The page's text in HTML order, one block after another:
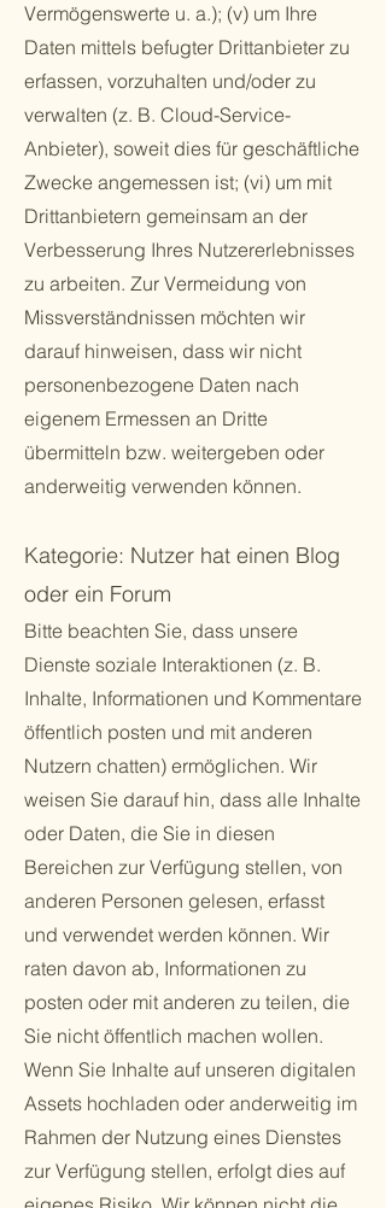
Vermögenswerte u. a.); (v) um Ihre
Daten mittels befugter Drittanbieter zu
erfassen, vorzuhalten und/oder zu
verwalten (z. B. Cloud-Service-
Anbieter), soweit dies für geschäftliche
Zwecke angemessen ist; (vi) um mit
Drittanbietern gemeinsam an der
Verbesserung Ihres Nutzererlebnisses
zu arbeiten. Zur Vermeidung von
Missverständnissen möchten wir
darauf hinweisen, dass wir nicht
personenbezogene Daten nach
eigenem Ermessen an Dritte
übermitteln bzw. weitergeben oder
anderweitig verwenden können.
Kategorie: Nutzer hat einen Blog
oder ein Forum
Bitte beachten Sie, dass unsere
Dienste soziale Interaktionen (z. B.
Inhalte, Informationen und Kommentare
öffentlich posten und mit anderen
Nutzern chatten) ermöglichen. Wir
weisen Sie darauf hin, dass alle Inhalte
oder Daten, die Sie in diesen
Bereichen zur Verfügung stellen, von
anderen Personen gelesen, erfasst
und verwendet werden können. Wir
raten davon ab, Informationen zu
posten oder mit anderen zu teilen, die
Sie nicht öffentlich machen wollen.
Wenn Sie Inhalte auf unseren digitalen
Assets hochladen oder anderweitig im
Rahmen der Nutzung eines Dienstes
zur Verfügung stellen, erfolgt dies auf